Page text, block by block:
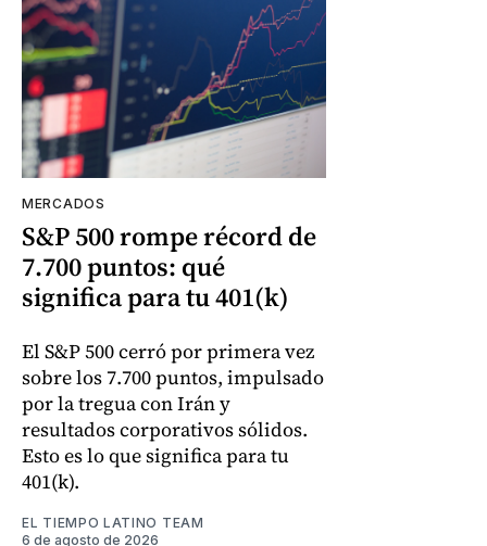
MERCADOS
S&P 500 rompe récord de
7.700 puntos: qué
significa para tu 401(k)
El S&P 500 cerró por primera vez
sobre los 7.700 puntos, impulsado
por la tregua con Irán y
resultados corporativos sólidos.
Esto es lo que significa para tu
401(k).
EL TIEMPO LATINO TEAM
6 de agosto de 2026